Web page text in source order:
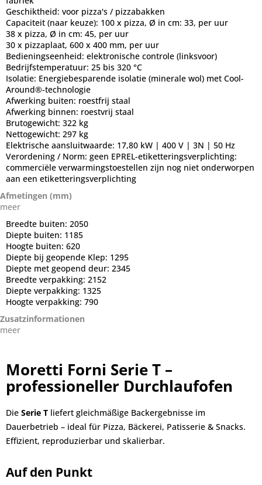
Geschiktheid: voor pizza's / pizzabakken
Capaciteit (naar keuze): 100 x pizza, Ø in cm: 33, per uur
38 x pizza, Ø in cm: 45, per uur
30 x pizzaplaat, 600 x 400 mm, per uur
Bedieningseenheid: elektronische controle (linksvoor)
Bedrijfstemperatuur: 25 bis 320 °C
Isolatie: Energiebesparende isolatie (minerale wol) met Cool-
Around®-technologie
Afwerking buiten: roestfrij staal
Afwerking binnen: roestvrij staal
Brutogewicht: 322 kg
Nettogewicht: 297 kg
Elektrische aansluitwaarde: 17,80 kW | 400 V | 3N | 50 Hz
Verordening / Norm: geen EPREL-etiketteringsverplichting:
commerciële verwarmingstoestellen zijn nog niet onderworpen
aan een etiketteringsverplichting
Afmetingen (mm)
meer
Breedte buiten: 2050
Diepte buiten: 1185
Hoogte buiten: 620
Diepte bij geopende Klep: 1295
Diepte met geopend deur: 2345
Breedte verpakking: 2152
Diepte verpakking: 1325
Hoogte verpakking: 790
Zusatzinformationen
meer
Moretti Forni Serie T –
professioneller Durchlaufofen
Die Serie T liefert gleichmäßige Backergebnisse im
Dauerbetrieb – ideal für Pizza, Bäckerei, Patisserie & Snacks.
Effizient, reproduzierbar und skalierbar.
Auf den Punkt